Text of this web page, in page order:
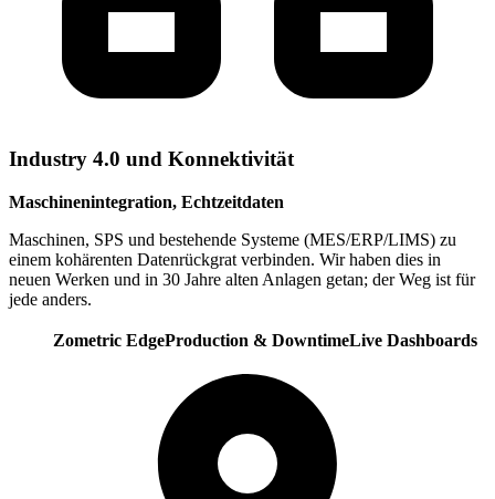
Industry 4.0 und Konnektivität
Maschinenintegration, Echtzeitdaten
Maschinen, SPS und bestehende Systeme (MES/ERP/LIMS) zu
einem kohärenten Datenrückgrat verbinden. Wir haben dies in
neuen Werken und in 30 Jahre alten Anlagen getan; der Weg ist für
jede anders.
Zometric EdgeProduction & DowntimeLive Dashboards